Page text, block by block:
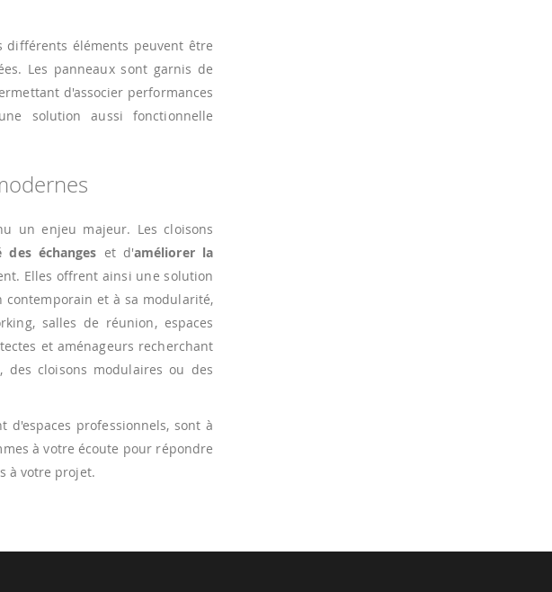
éléments peuvent être
Les panneaux sont garnis de
d'associer performances
solution aussi fonctionnelle
un enjeu majeur. Les cloisons
des échanges et d'améliorer la
Elles offrent ainsi une solution
contemporain et à sa modularité,
salles de réunion, espaces
et aménageurs recherchant
, des cloisons modulaires ou des
d'espaces professionnels, sont à
à votre écoute pour répondre
à votre projet.